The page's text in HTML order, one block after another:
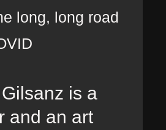
long, long road
is a
and an art